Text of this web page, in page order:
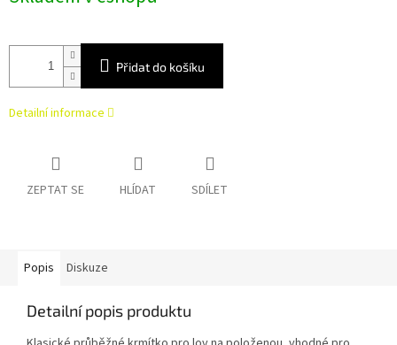
Přidat do košíku
Detailní informace
ZEPTAT SE HLÍDAT SDÍLET
Popis Diskuze
Detailní popis produktu